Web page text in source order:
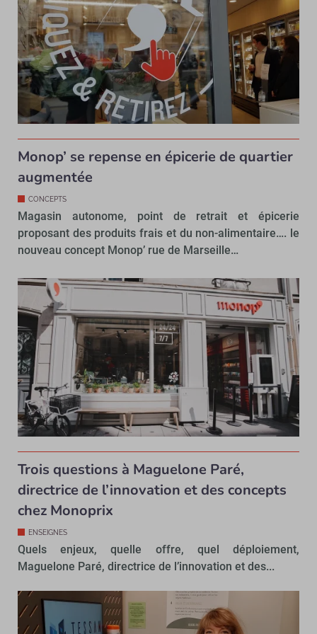
Monop’ se repense en épicerie de quartier
augmentée
CONCEPTS
Magasin autonome, point de retrait et épicerie
proposant des produits frais et du non-alimentaire…. le
nouveau concept Monop’ rue de Marseille…
Trois questions à Maguelone Paré,
directrice de l’innovation et des concepts
chez Monoprix
ENSEIGNES
Quels enjeux, quelle offre, quel déploiement,
Maguelone Paré, directrice de l’innovation et des...